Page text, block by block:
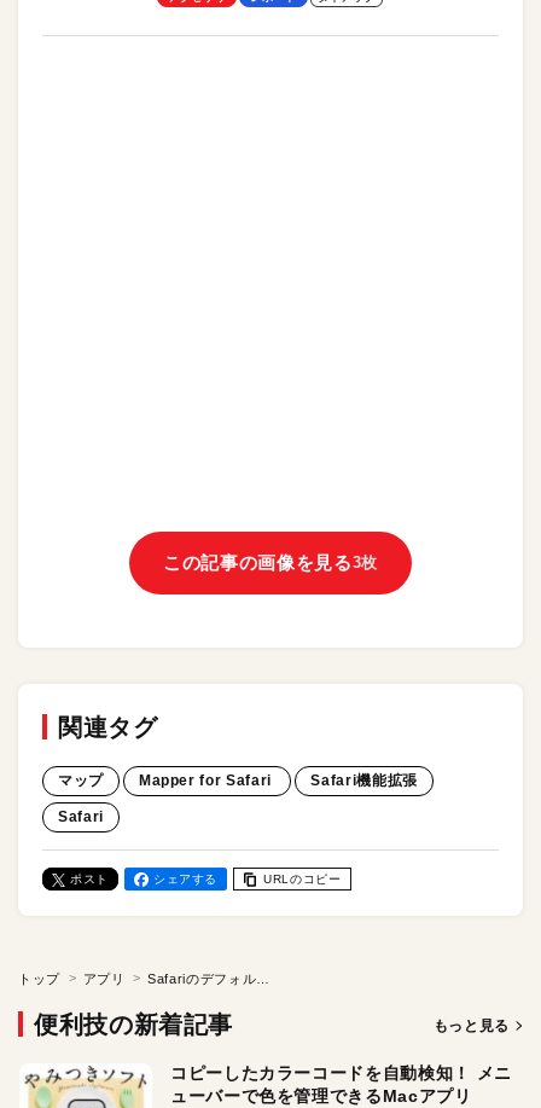
この記事の画像を見る3枚
関連タグ
マップ Mapper for Safari Safari機能拡張
Safari
ポスト シェアする URLのコピー
トップ アプリ
便利技の新着記事 もっと見る
コピーしたカラーコードを自動検知！ メニ
ューバーで色を管理できるMacアプリ